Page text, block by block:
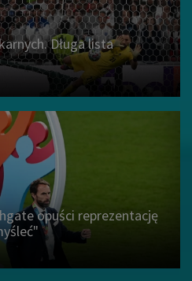
Długa lista
opuści reprezentację